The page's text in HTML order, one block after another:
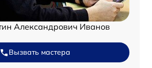
Александрович Иванов
Вызвать мастера